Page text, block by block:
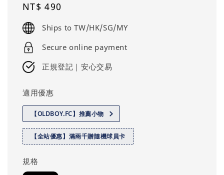
Regular
price
NT$ 490
Ships to TW/HK/SG/MY
Secure online payment
正規登記｜安心交易
適用優惠
【OLDBOY.FC】推薦小物
【全站優惠】滿兩千贈隨機球員卡
規格